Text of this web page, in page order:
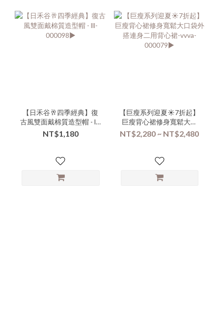
【日禾谷🥂四季經典】復
古風雙面戴棉質造型帽 - lll-
000098▶
NT$1,180
【巨瘦系列迎夏☀️7折起】
巨瘦背心裙修身寬鬆大口
袋外搭連身二用背心裙-
vvva-000079▶
NT$2,280 ~ NT$2,480